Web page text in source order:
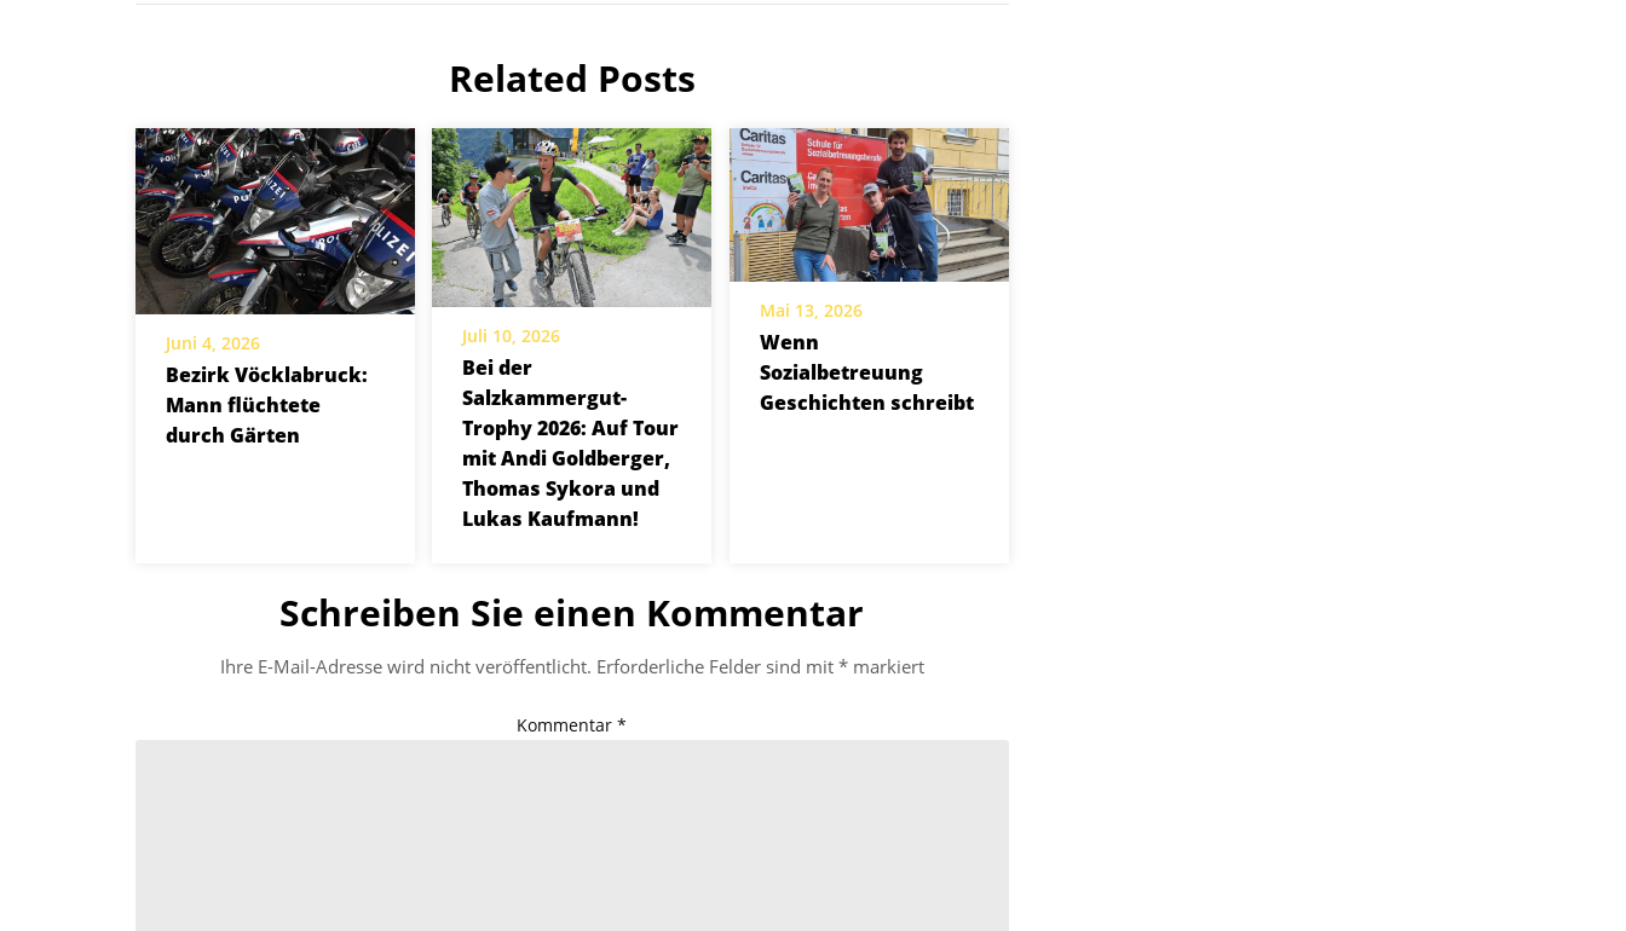
Related Posts
Juni 4, 2026
Bezirk Vöcklabruck:
Mann flüchtete
durch Gärten
Juli 10, 2026
Bei der
Salzkammergut-
Trophy 2026: Auf Tour
mit Andi Goldberger,
Thomas Sykora und
Lukas Kaufmann!
Mai 13, 2026
Wenn
Sozialbetreuung
Geschichten schreibt
Schreiben Sie einen Kommentar
Ihre E-Mail-Adresse wird nicht veröffentlicht. Erforderliche Felder sind mit *markiert
Kommentar*